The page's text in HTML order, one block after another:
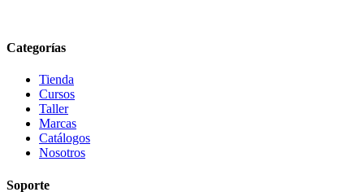
Categorías
Tienda
Cursos
Taller
Marcas
Catálogos
Nosotros
Soporte